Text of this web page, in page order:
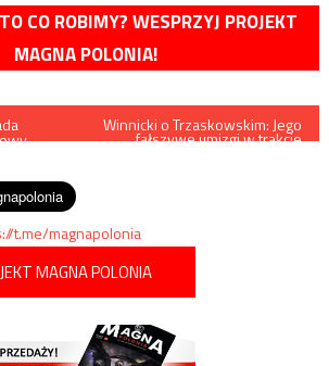
CO ROBIMY? WESPRZYJ PROJEKT
MAGNA POLONIA!
Winnicki o Trzaskowskim: Jego
fałszywe umizgi w trakcie
t.me/magnapolonia
MAGNA POLONIA